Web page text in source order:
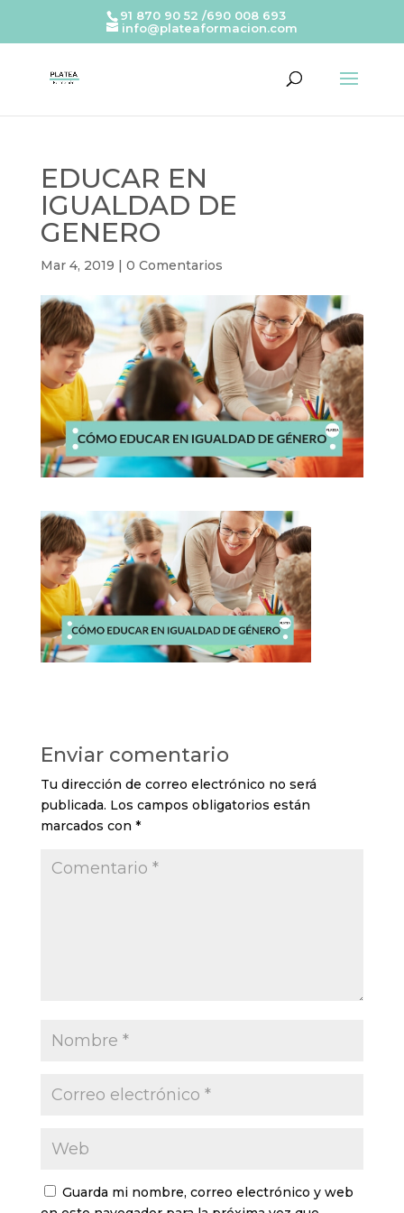
91 870 90 52 /690 008 693
info@plateaformacion.com
EDUCAR EN
IGUALDAD DE
GENERO
Mar 4, 2019 | 0 Comentarios
Enviar comentario
Tu dirección de correo electrónico no será
publicada. Los campos obligatorios están
marcados con *
Guarda mi nombre, correo electrónico y web